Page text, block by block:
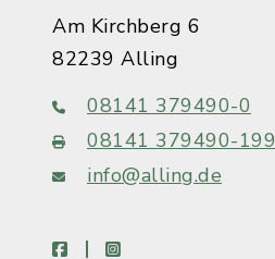
Am Kirchberg 6
82239 Alling
08141 379490-0
08141 379490-199
info@alling.de
facebookinstagram